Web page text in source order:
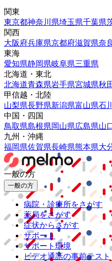
関東
東京都神奈川県埼玉県千葉県
関西
大阪府兵庫県京都府滋賀県奈
東海
愛知県静岡県岐阜県三重県
北海道・東北
北海道青森県岩手県宮城県秋
甲信越・北陸
山梨県長野県新潟県富山県石
中国・四国
鳥取県島根県岡山県広島県山
九州・沖縄
福岡県佐賀県長崎県熊本県大
一般の方
一般の方
病院・診療所をさがす
薬局をさがす
症状からさがす
サポート
サポート環境
ビデオ通話の事前テスト